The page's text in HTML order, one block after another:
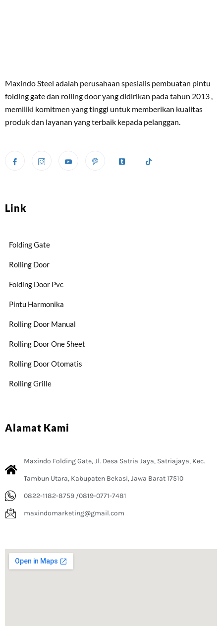
Maxindo Steel adalah perusahaan spesialis pembuatan pintu
folding gate dan rolling door yang didirikan pada tahun 2013 ,
memiliki komitmen yang tinggi untuk memberikan kualitas
produk dan layanan yang terbaik kepada pelanggan.
Link
Folding Gate
Rolling Door
Folding Door Pvc
Pintu Harmonika
Rolling Door Manual
Rolling Door One Sheet
Rolling Door Otomatis
Rolling Grille
Alamat Kami
Maxindo Folding Gate, Jl. Desa Satria Jaya, Satriajaya, Kec.
Tambun Utara, Kabupaten Bekasi, Jawa Barat 17510
0822-1182-8759 /0819-0771-7481
maxindomarketing@gmail.com